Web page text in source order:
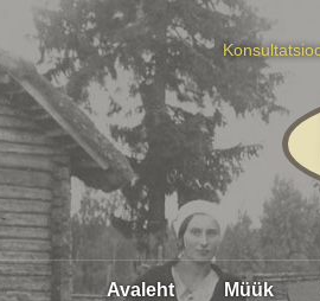
Avaleht Müük